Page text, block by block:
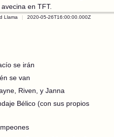
en TFT.
Llama 2020-05-26T16:00:00.000Z
se irán
se van
Riven, y Janna
Bélico (con sus propios